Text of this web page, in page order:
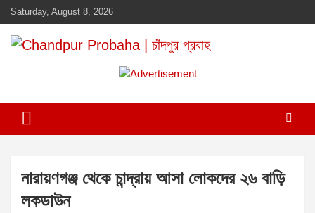
Skip
to
content
Saturday, August 8, 2026
Chandpur Probaha | চাঁদপুর প্রবাহ
v
e
i
s
নারায়ণগঞ্জ থেকে চান্দ্রায় আসা লোকদের ২৬ বাড়ি
লকডাউন